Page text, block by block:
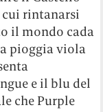
cui rintanarsi
il mondo cada
pioggia viola
e il blu del
che Purple